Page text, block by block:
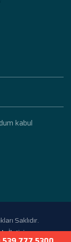
kabul
Saklıdır.
İletişim